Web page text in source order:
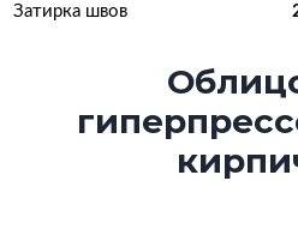
Затирка швов